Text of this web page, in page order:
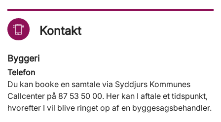
Kontakt
Byggeri
Telefon
Du kan booke en samtale via Syddjurs Kommunes
Callcenter på 87 53 50 00. Her kan I aftale et tidspunkt,
hvorefter I vil blive ringet op af en byggesagsbehandler.